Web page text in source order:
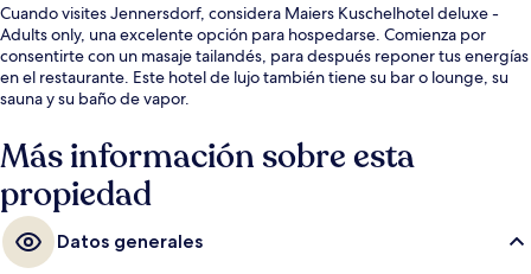
Cuando visites Jennersdorf, considera Maiers Kuschelhotel deluxe -
Adults only, una excelente opción para hospedarse. Comienza por
consentirte con un masaje tailandés, para después reponer tus energías
en el restaurante. Este hotel de lujo también tiene su bar o lounge, su
sauna y su baño de vapor.
Más información sobre esta
propiedad
Datos generales